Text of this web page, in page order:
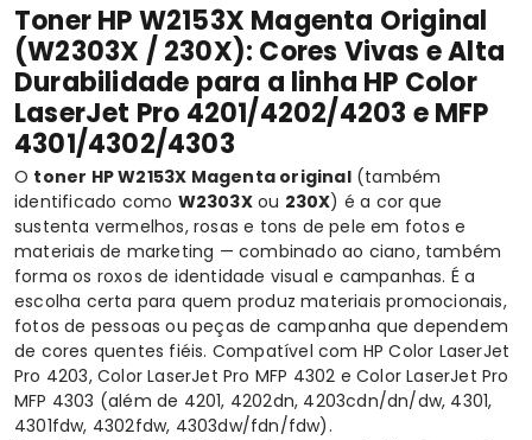
Toner HP W2153X Magenta Original
(W2303X / 230X): Cores Vivas e Alta
Durabilidade para a linha HP Color
LaserJet Pro 4201/4202/4203 e MFP
4301/4302/4303
O toner HP W2153X Magenta original(também
identificado como W2303Xou 230X) é a cor que
sustenta vermelhos, rosas e tons de pele em fotos e
materiais de marketing — combinado ao ciano, também
forma os roxos de identidade visual e campanhas. É a
escolha certa para quem produz materiais promocionais,
fotos de pessoas ou peças de campanha que dependem
de cores quentes fiéis. Compatível com HP Color LaserJet
Pro 4203,Color LaserJet Pro MFP 4302 eColor LaserJet Pro
MFP 4303 (além de 4201, 4202dn, 4203cdn/dn/dw, 4301,
4301fdw, 4302fdw, 4303dw/fdn/fdw).